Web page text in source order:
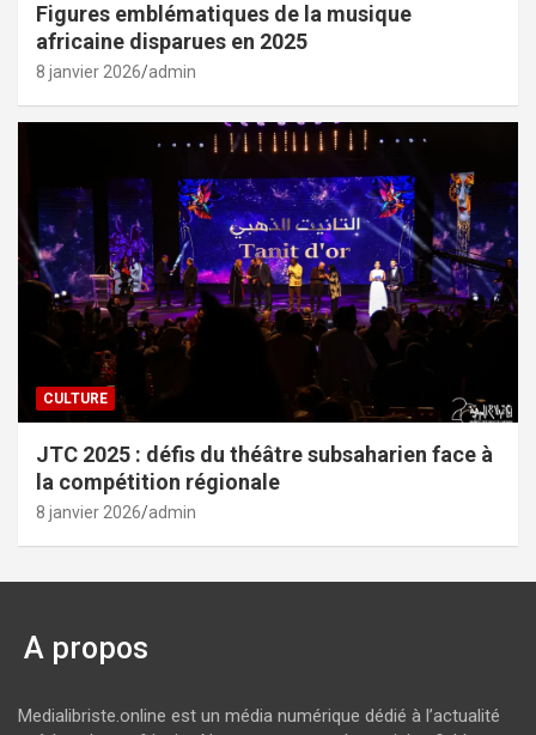
Figures emblématiques de la musique
africaine disparues en 2025
8 janvier 2026 admin
CULTURE
JTC 2025 : défis du théâtre subsaharien face à
la compétition régionale
8 janvier 2026 admin
A propos
Medialibriste.online est un média numérique dédié à l’actualité